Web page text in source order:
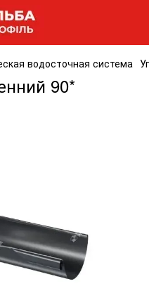
водосточная система
90*